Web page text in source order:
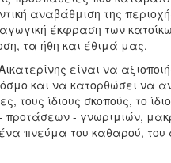
αναβάθμιση της
έκφραση των
τα ήθη και έθιμά μας.
είναι να
και να κατορθώσει να
τους ίδιους σκοπούς, το
προτάσεων - γνωριμιών,
πνεύμα του καθαρού, του